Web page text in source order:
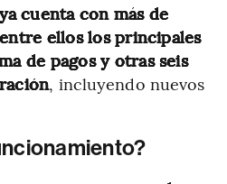
cuenta con más de
ellos los principales
de pagos y otras seis
, incluyendo nuevos